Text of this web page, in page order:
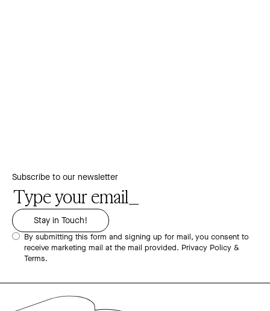
Subscribe to our newsletter
By submitting this form and signing up for mail, you consent to
receive marketing mail at the mail provided. Privacy Policy &
Terms.